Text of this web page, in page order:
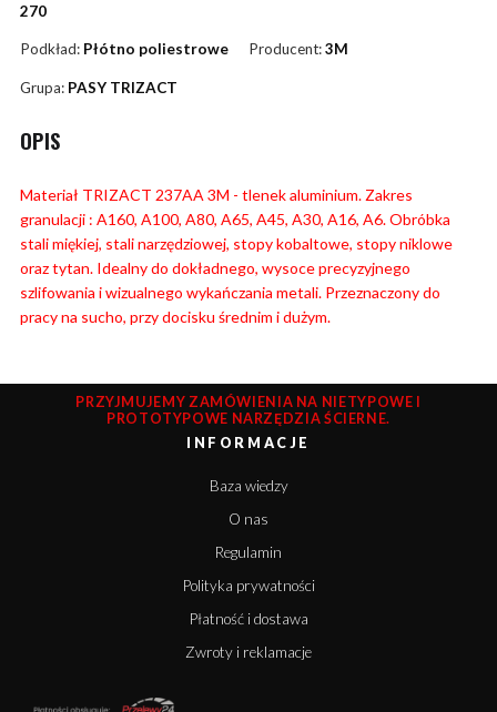
270
Podkład: Płótno poliestrowe Producent:3M
Grupa: PASY TRIZACT
OPIS
Materiał TRIZACT 237AA 3M - tlenek aluminium. Zakres
granulacji : A160, A100, A80, A65, A45, A30, A16, A6. Obróbka
stali miękiej, stali narzędziowej, stopy kobaltowe, stopy niklowe
oraz tytan. Idealny do dokładnego, wysoce precyzyjnego
szlifowania i wizualnego wykańczania metali. Przeznaczony do
pracy na sucho, przy docisku średnim i dużym.
PRZYJMUJEMY ZAMÓWIENIA NA NIETYPOWE I
PROTOTYPOWE NARZĘDZIA ŚCIERNE.
INFORMACJE
Baza wiedzy
O nas
Regulamin
Polityka prywatności
Płatność i dostawa
Zwroty i reklamacje